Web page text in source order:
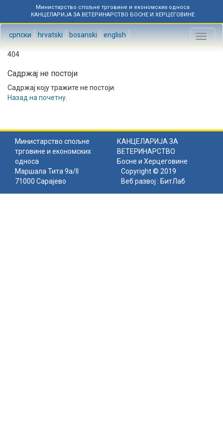
Министарство спољне трговине и економских односа
КАНЦЕЛАРИЈА ЗА ВЕТЕРИНАРСТВО БОСНЕ И ХЕРЦЕГОВИНЕ
српски hrvatski bosanski english
Toggle
404
Садржај не постоји
Садржај коју тражите не постоји.
Назад на почетну
Министарство спољне
трговине и економских
односа
КАНЦЕЛАРИЈА ЗА
ВЕТЕРИНАРСТВО
Босне и Херцеговине
Маршала Тита 9а/II
71000 Сарајево
Copyright © 2019
Веб развој : БитЛаб